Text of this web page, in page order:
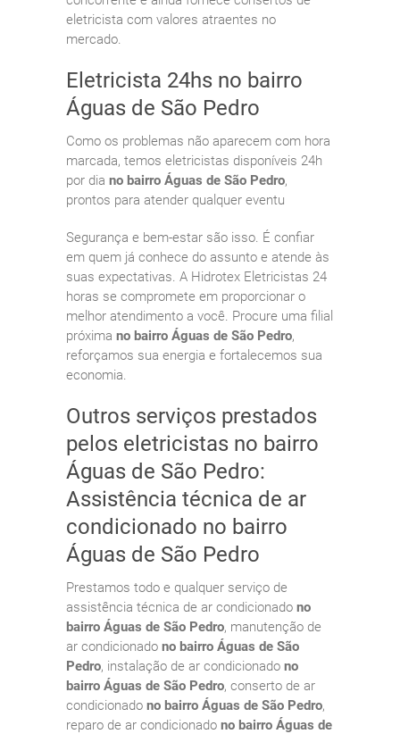
eletricista com valores atraentes no
mercado.
Eletricista 24hs no bairro
Águas de São Pedro
Como os problemas não aparecem com hora
marcada, temos eletricistas disponíveis 24h
por dia no bairro Águas de São Pedro,
prontos para atender qualquer eventu
Segurança e bem-estar são isso. É confiar
em quem já conhece do assunto e atende às
suas expectativas. A Hidrotex Eletricistas 24
horas se compromete em proporcionar o
melhor atendimento a você. Procure uma filial
próxima no bairro Águas de São Pedro,
reforçamos sua energia e fortalecemos sua
economia.
Outros serviços prestados
pelos eletricistas no bairro
Águas de São Pedro:
Assistência técnica de ar
condicionado no bairro
Águas de São Pedro
Prestamos todo e qualquer serviço de
assistência técnica de ar condicionado no
bairro Águas de São Pedro, manutenção de
ar condicionado no bairro Águas de São
Pedro, instalação de ar condicionado no
bairro Águas de São Pedro, conserto de ar
condicionado no bairro Águas de São Pedro,
reparo de ar condicionado no bairro Águas de